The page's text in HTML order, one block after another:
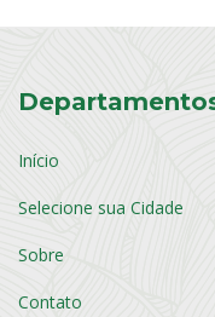
Início
Selecione sua Cidade
Sobre
Contato